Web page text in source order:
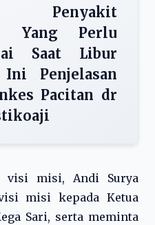
Penyakit
Yang Perlu
Saat Libur
Ini Penjelasan
Pacitan dr
visi misi, Andi Surya
misi kepada Ketua
Sari, serta meminta